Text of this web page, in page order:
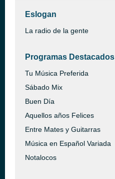
Eslogan
La radio de la gente
Programas Destacados
Tu Música Preferida
Sábado Mix
Buen Día
Aquellos años Felices
Entre Mates y Guitarras
Música en Español Variada
Notalocos